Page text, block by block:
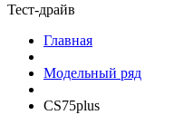
Тест-драйв
Главная
Модельный ряд
CS75plus